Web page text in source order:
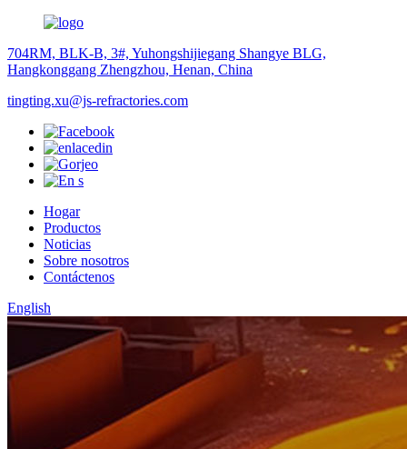
704RM, BLK-B, 3#, Yuhongshijiegang Shangye BLG,
Hangkonggang Zhengzhou, Henan, China
tingting.xu@js-refractories.com
Hogar
Productos
Noticias
Sobre nosotros
Contáctenos
English